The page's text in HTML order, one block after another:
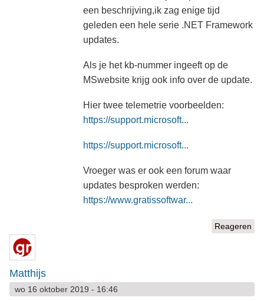
een beschrijving,ik zag enige tijd
geleden een hele serie .NET Framework
updates.
Als je het kb-nummer ingeeft op de
MSwebsite krijg ook info over de update.
Hier twee telemetrie voorbeelden:
https://support.microsoft...
https://support.microsoft...
Vroeger was er ook een forum waar
updates besproken werden:
https://www.gratissoftwar...
Reageren
Matthijs
wo 16 oktober 2019 - 16:46